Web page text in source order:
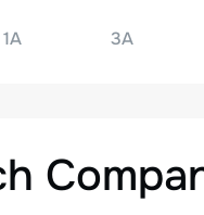
1A 3A